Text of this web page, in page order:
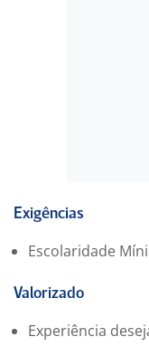
Oferecemos um
Ambiente de
Salário fixo
VT + VR de 26,00
Segunda a sábado
Exigências
Escolaridade
Valorizado
Experiência